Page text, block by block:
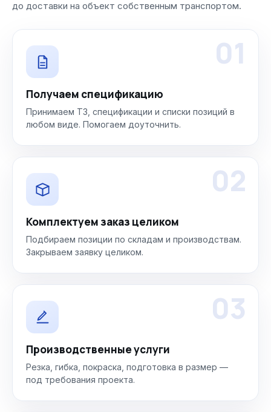
до доставки на объект собственным транспортом.
01
Получаем спецификацию
Принимаем ТЗ, спецификации и списки позиций в
любом виде. Помогаем доуточнить.
02
Комплектуем заказ целиком
Подбираем позиции по складам и производствам.
Закрываем заявку целиком.
03
Производственные услуги
Резка, гибка, покраска, подготовка в размер —
под требования проекта.